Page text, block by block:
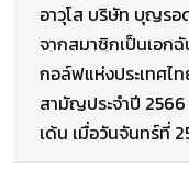
อาวุโส บริษัท บุญรอ
จากสมาชิกเป็นเอก
กอล์ฟแห่งประเทศไ
สามัญประจำปี
เด้น เมื่อวันจันทร์ที่